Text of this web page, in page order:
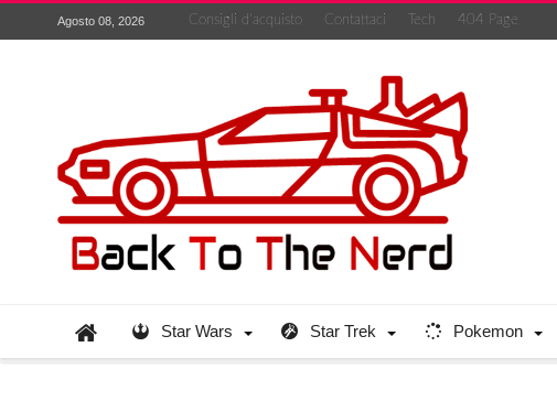
Agosto 08, 2026 Consigli d’acquisto Contattaci Tech 404 Page
Star Wars Star Trek Pokemon